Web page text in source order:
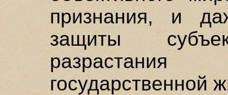
признания, и
защиты
государственной